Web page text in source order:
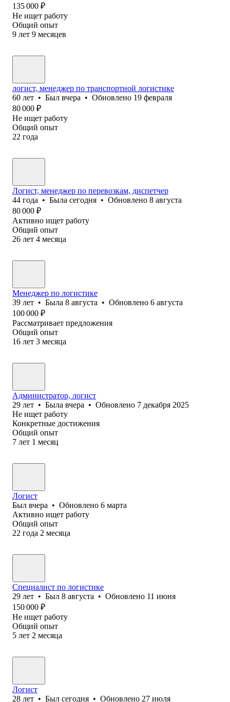
135 000 ₽
Не ищет работу
Общий опыт
9 лет 9 месяцев
логист, менеджер по транспортной логистике
60 лет • Был вчера • Обновлено 19 февраля
80 000 ₽
Не ищет работу
Общий опыт
22 года
Логист, менеджер по перевозкам, диспетчер
44 года • Была сегодня • Обновлено 8 августа
80 000 ₽
Активно ищет работу
Общий опыт
26 лет 4 месяца
Менеджер по логистике
39 лет • Была 8 августа • Обновлено 6 августа
100 000 ₽
Рассматривает предложения
Общий опыт
16 лет 3 месяца
Администратор, логист
29 лет • Была вчера • Обновлено 7 декабря 2025
Не ищет работу
Конкретные достижения
Общий опыт
7 лет 1 месяц
Логист
Был вчера • Обновлено 6 марта
Активно ищет работу
Общий опыт
22 года 2 месяца
Специалист по логистике
29 лет • Был 8 августа • Обновлено 11 июня
150 000 ₽
Не ищет работу
Общий опыт
5 лет 2 месяца
Логист
28 лет • Был сегодня • Обновлено 27 июля